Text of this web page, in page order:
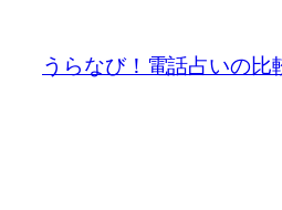
うらなび！電話占いの比